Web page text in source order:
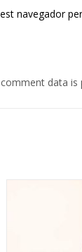
navegador
data is